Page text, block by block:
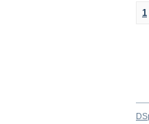
1